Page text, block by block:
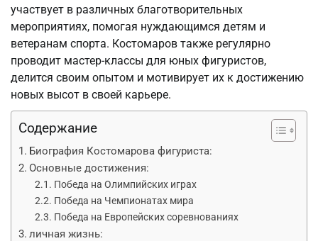
участвует в различных благотворительных
мероприятиях, помогая нуждающимся детям и
ветеранам спорта. Костомаров также регулярно
проводит мастер-классы для юных фигуристов,
делится своим опытом и мотивирует их к достижению
новых высот в своей карьере.
Содержание
Биография Костомарова фигуриста:
Основные достижения:
Победа на Олимпийских играх
Победа на Чемпионатах мира
Победа на Европейских соревнованиях
личная жизнь: